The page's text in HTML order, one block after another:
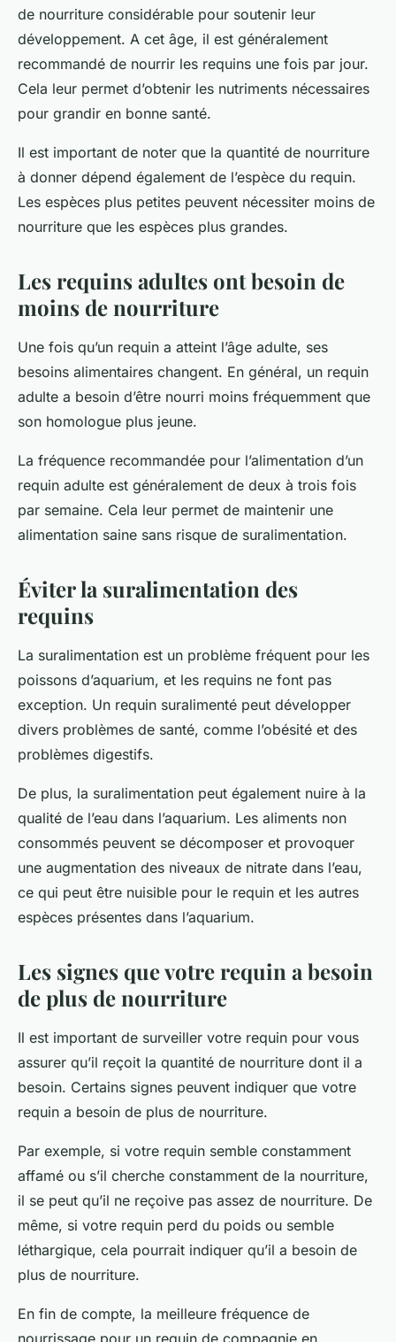
de nourriture considérable pour soutenir leur
développement. A cet âge, il est généralement
recommandé de nourrir les requins une fois par jour.
Cela leur permet d’obtenir les nutriments nécessaires
pour grandir en bonne santé.
Il est important de noter que la quantité de nourriture
à donner dépend également de l’espèce du requin.
Les espèces plus petites peuvent nécessiter moins de
nourriture que les espèces plus grandes.
Les requins adultes ont besoin de
moins de nourriture
Une fois qu’un requin a atteint l’âge adulte, ses
besoins alimentaires changent. En général, un requin
adulte a besoin d’être nourri moins fréquemment que
son homologue plus jeune.
La fréquence recommandée pour l’alimentation d’un
requin adulte est généralement de deux à trois fois
par semaine. Cela leur permet de maintenir une
alimentation saine sans risque de suralimentation.
Éviter la suralimentation des
requins
La suralimentation est un problème fréquent pour les
poissons d’aquarium, et les requins ne font pas
exception. Un requin suralimenté peut développer
divers problèmes de santé, comme l’obésité et des
problèmes digestifs.
De plus, la suralimentation peut également nuire à la
qualité de l’eau dans l’aquarium. Les aliments non
consommés peuvent se décomposer et provoquer
une augmentation des niveaux de nitrate dans l’eau,
ce qui peut être nuisible pour le requin et les autres
espèces présentes dans l’aquarium.
Les signes que votre requin a besoin
de plus de nourriture
Il est important de surveiller votre requin pour vous
assurer qu’il reçoit la quantité de nourriture dont il a
besoin. Certains signes peuvent indiquer que votre
requin a besoin de plus de nourriture.
Par exemple, si votre requin semble constamment
affamé ou s’il cherche constamment de la nourriture,
il se peut qu’il ne reçoive pas assez de nourriture. De
même, si votre requin perd du poids ou semble
léthargique, cela pourrait indiquer qu’il a besoin de
plus de nourriture.
En fin de compte, la meilleure fréquence de